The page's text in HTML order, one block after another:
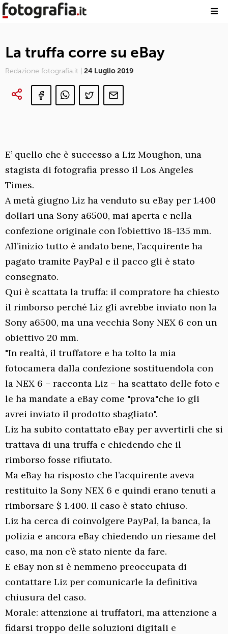
La truffa corre su eBay
Redazione fotografia.it | 24 Luglio 2019
E’ quello che è successo a Liz Moughon, una
stagista di fotografia presso il Los Angeles
Times.
A metà giugno Liz ha venduto su eBay per 1.400
dollari una Sony a6500, mai aperta e nella
confezione originale con l’obiettivo 18-135 mm.
All’inizio tutto è andato bene, l’acquirente ha
pagato tramite PayPal e il pacco gli è stato
consegnato.
Qui è scattata la truffa: il compratore ha chiesto
il rimborso perché Liz gli avrebbe inviato non la
Sony a6500, ma una vecchia Sony NEX 6 con un
obiettivo 20 mm.
"In realtà, il truffatore e ha tolto la mia
fotocamera dalla confezione sostituendola con
la NEX 6 – racconta Liz – ha scattato delle foto e
le ha mandate a eBay come "prova"che io gli
avrei inviato il prodotto sbagliato".
Liz ha subito contattato eBay per avvertirli che si
trattava di una truffa e chiedendo che il
rimborso fosse rifiutato.
Ma eBay ha risposto che l’acquirente aveva
restituito la Sony NEX 6 e quindi erano tenuti a
rimborsare $ 1.400. Il caso è stato chiuso.
Liz ha cerca di coinvolgere PayPal, la banca, la
polizia e ancora eBay chiedendo un riesame del
caso, ma non c’è stato niente da fare.
E eBay non si è nemmeno preoccupata di
contattare Liz per comunicarle la definitiva
chiusura del caso.
Morale: attenzione ai truffatori, ma attenzione a
fidarsi troppo delle soluzioni digitali e